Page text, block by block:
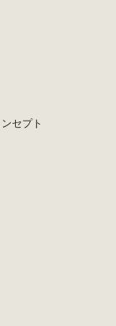
セプト